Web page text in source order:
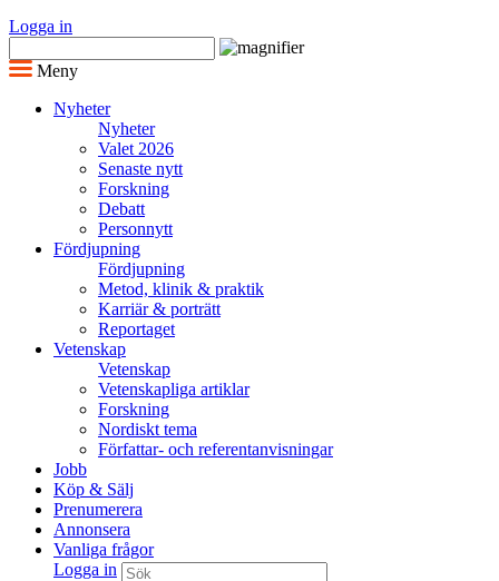
Logga in
Meny
Nyheter
Nyheter
Valet 2026
Senaste nytt
Forskning
Debatt
Personnytt
Fördjupning
Fördjupning
Metod, klinik & praktik
Karriär & porträtt
Reportaget
Vetenskap
Vetenskap
Vetenskapliga artiklar
Forskning
Nordiskt tema
Författar- och referentanvisningar
Jobb
Köp & Sälj
Prenumerera
Annonsera
Vanliga frågor
Logga in